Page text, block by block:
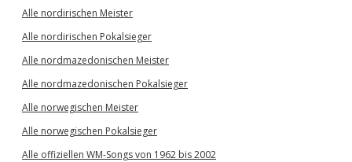
Alle nordirischen Meister
Alle nordirischen Pokalsieger
Alle nordmazedonischen Meister
Alle nordmazedonischen Pokalsieger
Alle norwegischen Meister
Alle norwegischen Pokalsieger
Alle offiziellen WM-Songs von 1962 bis 2002